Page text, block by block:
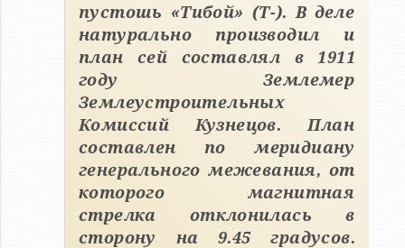
пустошь «Тибой» (Т-). В деле
натурально производил и
план сей составлял в 1911
году Землемер
Землеустроительных
Комиссий Кузнецов. План
составлен по меридиану
генерального межевания, от
которого магнитная
стрелка отклонилась в
сторону на 9.45 градусов.